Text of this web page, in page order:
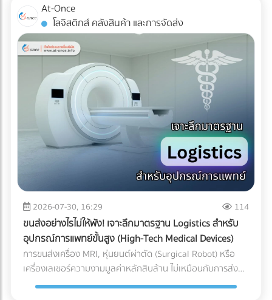
Supply Chain นวัตกรรมเปลี่ยนเกม: Solar Hybrid +
Industrial ESS ทำงานอย่างไร? ระบบนี้คือการรวมร่างกัน
ระหว่าง แผงโซลาร์เซลล์ (ผลิตไฟ) + อินเวอร์เตอร์แบบไฮบริด
(สลับแหล่งจ่ายไฟ) + แบตเตอรี่อุตสาหกรรม (กักเก็บไฟ) เมื่อมี
ระบบ Industrial ESS เข้ามา โรงงานของคุณจะเสมือนมี UPS
(เครื่องสำรองไฟ) ขนาดยักษ์คอยคุ้มกัน โดยระบบจะทำงานแบบไร้
รอยต่อ (Seamless Transition) เมื่อไฟจากการไฟฟ้าดับหรือ
กระชาก ระบบจะสลับไปดึงกระแสไฟจากแบตเตอรี่มาจ่ายให้
เครื่องจักรสำคัญ (Critical Loads) ทันทีในระดับเสี้ยววินาที ทำให้
สายการผลิตเดินหน้าต่อไปได้โดยที่เครื่องจักรไม่สะดุด ทำไมปี
2026 ถึงเป็น "จังหวะทอง" ในการลงทุนระบบ ESS? หากย้อน
กลับไปช่วงปี 2021-2022 แบตเตอรี่อุตสาหกรรมยังมีราคาสูงลิ่ว
จนหลายโรงงานถอดใจ แต่ในยุค 2026 เกมได้เปลี่ยนไปแล้วด้วย
ปัจจัยเหล่านี้: ราคาแบตเตอรี่ LFP ลดลงอย่างมีนัยสำคัญ:
เทคโนโลยีแบตเตอรี่ Lithium Iron Phosphate (LiFePO4)
สำหรับอุตสาหกรรม มีการผลิตในสเกลที่ใหญ่ขึ้นมาก ทำให้ราคา
ต่อกิโลวัตต์-ชั่วโมง (kWh) ถูกลงกว่าอดีตเกือบ 40% แถมยังมี
ความปลอดภัยสูง ไม่ติดไฟง่าย และอายุการใช้งานยาวนานกว่า
10,000 ไซเคิล (อ้างอิงจากรายงาน Bloomberg) ระบบ Peak
Shaving หั่นค่าไฟ TOU แบบอัจฉริยะ: โรงงานส่วนใหญ่ใช้ค่าไฟ
เทคโนโลยี Web-AR (Web-based Augmented Reality) Web-
AR: สัมผัสประสบการณ์ 3D โดยไม่ต้องโหลดแอปฯ ข้อเสียของ
การทำ AR ในอดีตคือลูกค้าต้องเสียเวลาดาวน์โหลด
แอปพลิเคชัน (App-based AR) ซึ่งสร้างความรำคาญใจ แต่
Web-AR ทลายข้อจำกัดนั้นทิ้งไป เพียงแค่ลูกค้าใช้กล้องสมาร์ต
โฟนสแกน QR Code บนโบรชัวร์ โมเดล 3D ของเครื่องจักรของ
คุณก็สามารถลอยขึ้นมาบนโต๊ะประชุมของพวกเขาได้ทันที! ทำไม
ธุรกิจ B2B ถึงควรใช้ Web-AR ในสื่อสิ่งพิมพ์? ย่อของใหญ่ ให้มา
อยู่บนโต๊ะประชุม: คุณไม่สามารถพกเครื่องจักรหนัก 2 ตันไปเสนอ
ขายลูกค้าได้ แต่ Web-AR ช่วยให้ลูกค้าซูมดูรายละเอียด รวมถึง
กลไกภายใน และหมุนดูสินค้าได้ 360 องศาผ่านมือถือหรือ Tablet
เปลี่ยนสิ่งพิมพ์ให้วัดผลได้ (Measurable ROI): โบรชัวร์ปกติเรา
ไม่รู้เลยว่าลูกค้าอ่านหน้าไหน แต่ Web-AR สามารถเก็บ Data ได้
ว่าลูกค้าสแกน QR Code จากพื้นที่ไหน สแกนกี่ครั้ง และใช้เวลาดู
โมเดล 3D นานเท่าไร สร้าง Wow Experience ทันที: ผู้บริหาร
B2B มีเวลาจำกัด การทำให้พวกเขา "ว้าว" ตั้งแต่ 10 วินาทีแรกที่
เห็นสินค้า ช่วยเพิ่มโอกาสในการขอเข้าพบ (Pitching) ได้มหาศาล
การลงทุนทำ Web-AR บนแคตตาล็อกสินค้าเพียงครั้งเดียว
สามารถนำไปใช้งานซ้ำได้ทั้งในงานอีเวนต์ (Exhibition) และการ
ส่ง Direct Mail ไปหาลูกค้าระดับ VIP พร้อมที่จะฉีกกฎการทำสื่อ
At-Once
โลจิสติกส์ คลังสินค้า และการจัดส่ง
2026-07-30, 16:29 114
ขนส่งอย่างไรไม่ให้พัง! เจาะลึกมาตรฐาน Logistics สำหรับ
อุปกรณ์การแพทย์ขั้นสูง (High-Tech Medical Devices)
การขนส่งเครื่อง MRI, หุ่นยนต์ผ่าตัด (Surgical Robot) หรือ
เครื่องเลเซอร์ความงามมูลค่าหลักสิบล้าน ไม่เหมือนกับการส่ง
พัสดุทั่วไป เพราะความเสียหายของเครื่องมือแพทย์ขั้นสูงเหล่านี้